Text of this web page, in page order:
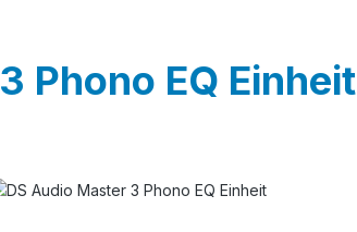
Phono EQ Einheit